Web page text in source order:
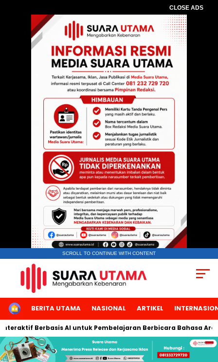
CLOSE ADS
SCROLL TO CONTINUE WITH CONTENT
HOMEBERITA UTAMA NASIONAL ARTIKEL
Berbasis AI untuk Pembelajaran Berbicara Bahasa Arab